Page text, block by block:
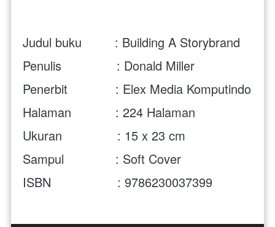
Judul buku         : Building A Storybrand
Penulis               : Donald Miller
Penerbit             : Elex Media Komputindo
Halaman            : 224 Halaman
Ukuran               : 15 x 23 cm
Sampul              : Soft Cover
ISBN                  : 9786230037399